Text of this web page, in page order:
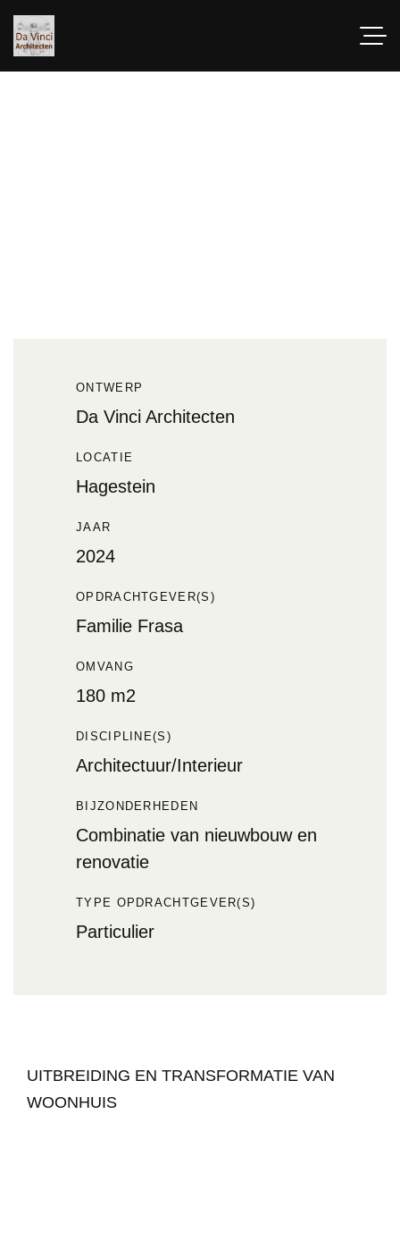
ONTWERP
Da Vinci Architecten
LOCATIE
Hagestein
JAAR
2024
OPDRACHTGEVER(S)
Familie Frasa
OMVANG
180 m2
DISCIPLINE(S)
Architectuur/Interieur
BIJZONDERHEDEN
Combinatie van nieuwbouw en
renovatie
TYPE OPDRACHTGEVER(S)
Particulier
UITBREIDING EN TRANSFORMATIE VAN
WOONHUIS